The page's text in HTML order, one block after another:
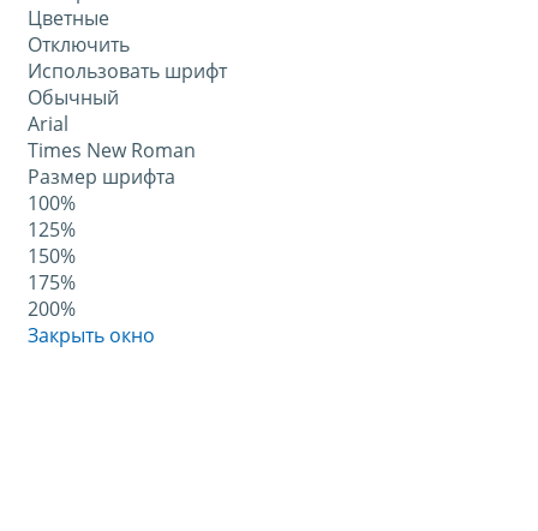
Цветные
Отключить
Использовать шрифт
Обычный
Arial
Times New Roman
Размер шрифта
100%
125%
150%
175%
200%
Закрыть окно